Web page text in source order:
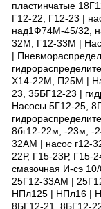
пластинчатые
Г12-22, Г12-23 |
над1Ф74М-45/32,
32М, Г12-33М |
|
Х14-22М, П25М |
23, 35БГ12-23 |
Насосы 5Г12-25,
8бг12-22м, -23м, -
32АМ | насос г12-
22Р, Г15-23Р, Г15-
смазочная И-сэ
25Г12-33АМ |
НПл125 | НПл16 |
8БГ12-21, 8БГ12-